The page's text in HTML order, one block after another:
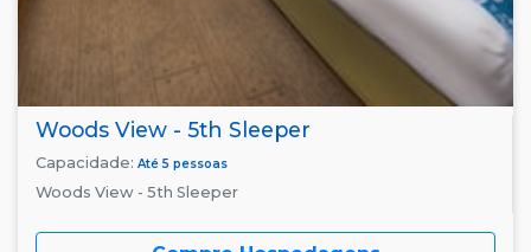
Woods View - 5th Sleeper
Capacidade: Até 5 pessoas
Woods View - 5th Sleeper